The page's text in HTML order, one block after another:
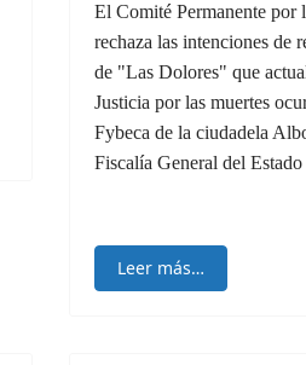
El Comité Permanente por
rechaza las intenciones de
de "Las Dolores" que
Justicia por las muertes
Fybeca de la ciudadela
Fiscalía General del
Leer más…